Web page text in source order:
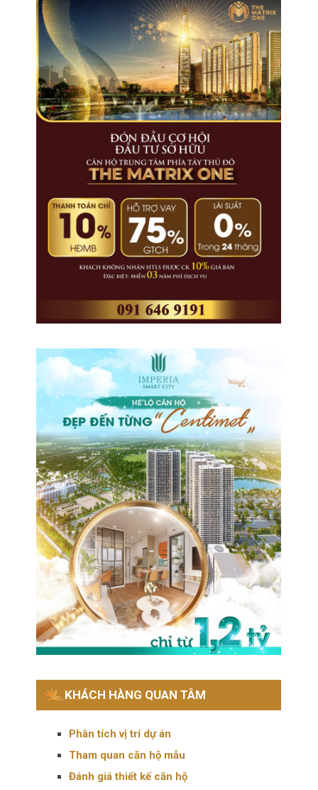
KHÁCH HÀNG QUAN TÂM
Phân tích vị trí dự án
Tham quan căn hộ mẫu
Đánh giá thiết kế căn hộ